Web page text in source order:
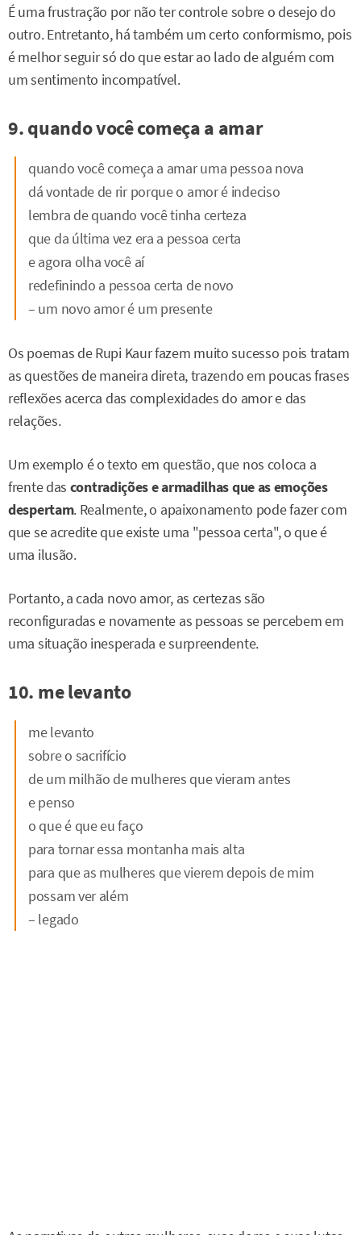
É uma frustração por não ter controle sobre o desejo do
outro. Entretanto, há também um certo conformismo, pois
é melhor seguir só do que estar ao lado de alguém com
um sentimento incompatível.
9. quando você começa a amar
quando você começa a amar uma pessoa nova
dá vontade de rir porque o amor é indeciso
lembra de quando você tinha certeza
que da última vez era a pessoa certa
e agora olha você aí
redefinindo a pessoa certa de novo
– um novo amor é um presente
Os poemas de Rupi Kaur fazem muito sucesso pois tratam
as questões de maneira direta, trazendo em poucas frases
reflexões acerca das complexidades do amor e das
relações.
Um exemplo é o texto em questão, que nos coloca a
frente das contradições e armadilhas que as emoções
despertam. Realmente, o apaixonamento pode fazer com
que se acredite que existe uma "pessoa certa", o que é
uma ilusão.
Portanto, a cada novo amor, as certezas são
reconfiguradas e novamente as pessoas se percebem em
uma situação inesperada e surpreendente.
10. me levanto
me levanto
sobre o sacrifício
de um milhão de mulheres que vieram antes
e penso
o que é que eu faço
para tornar essa montanha mais alta
para que as mulheres que vierem depois de mim
possam ver além
– legado